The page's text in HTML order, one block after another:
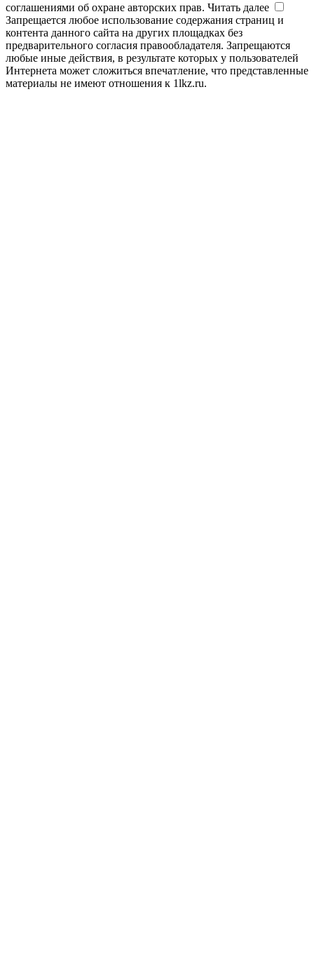
соглашениями об охране авторских прав. Читать далее
Запрещается любое использование содержания страниц и
контента данного сайта на других площадках без
предварительного согласия правообладателя. Запрещаются
любые иные действия, в результате которых у пользователей
Интернета может сложиться впечатление, что представленные
материалы не имеют отношения к 1lkz.ru.